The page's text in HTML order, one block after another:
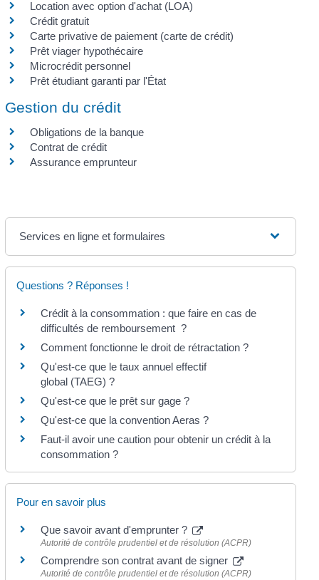
Location avec option d'achat (LOA)
Crédit gratuit
Carte privative de paiement (carte de crédit)
Prêt viager hypothécaire
Microcrédit personnel
Prêt étudiant garanti par l'État
Gestion du crédit
Obligations de la banque
Contrat de crédit
Assurance emprunteur
Services en ligne et formulaires
Questions ? Réponses !
Crédit à la consommation : que faire en cas de
difficultés de remboursement ?
Comment fonctionne le droit de rétractation ?
Qu'est-ce que le taux annuel effectif
global (TAEG) ?
Qu'est-ce que le prêt sur gage ?
Qu'est-ce que la convention Aeras ?
Faut-il avoir une caution pour obtenir un crédit à la
consommation ?
Pour en savoir plus
Que savoir avant d'emprunter ?
Autorité de contrôle prudentiel et de résolution (ACPR)
Comprendre son contrat avant de signer
Autorité de contrôle prudentiel et de résolution (ACPR)